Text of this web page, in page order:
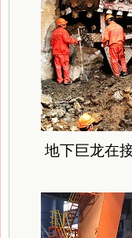
地下巨龙在